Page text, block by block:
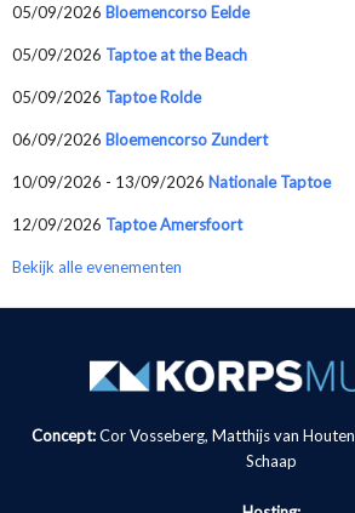
05/09/2026 Bloemencorso Eelde
05/09/2026 Taptoe at the Beach
05/09/2026 Taptoe Rolde
06/09/2026 Bloemencorso Zundert
10/09/2026 - 13/09/2026 Nationale Taptoe
12/09/2026 Taptoe Amersfoort
Bekijk alle evenementen
Concept:Cor Vosseberg, Matthijs van Houten
Schaap